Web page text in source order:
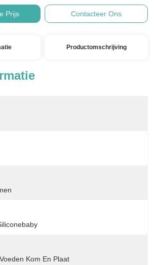
Prijs Contacteer Ons
Productomschrijving
Kom En Plaat